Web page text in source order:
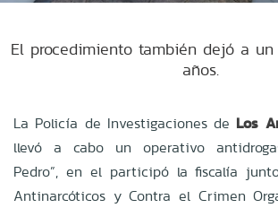
El procedimiento también dejó a
años.
La Policía de Investigaciones de Los
llevó a cabo un operativo
Pedro”, en el participó la fiscalía
Antinarcóticos y Contra el Crimen